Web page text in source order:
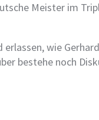
Meister im
wie
bestehe noch